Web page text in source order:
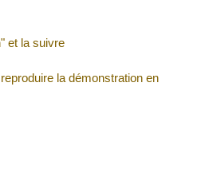
et la suivre
la démonstration en